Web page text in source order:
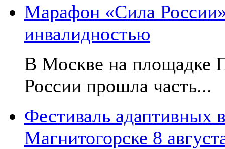
Марафон «Сила
инвалидностью
В Москве на площадке
России прошла часть...
Фестиваль адаптивных
Магнитогорске 8